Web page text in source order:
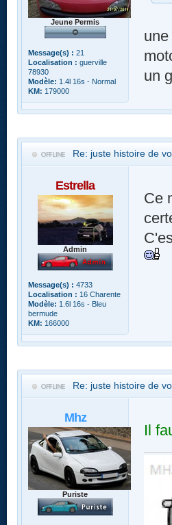
Jeune Permis
Message(s) : 21
Localisation : guerville
78930
Modèle: 1.4l 16s - Normal
KM: 179000
un
Re: juste histoire de
Estrella
Admin
Message(s) : 4733
Localisation : 16 Charente
Modèle: 1.6l 16s - Bleu
bermude
KM: 166000
Ce
Re: juste histoire de
Mhz
Puriste
Il